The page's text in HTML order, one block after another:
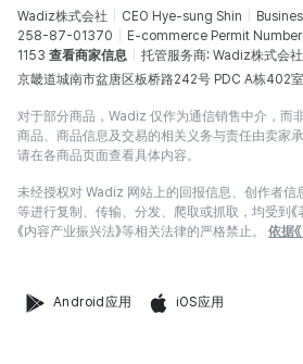
Wadiz株式会社 CEO Hye-sung Shin
258-87-01370
E-commerce Permit Number
1153 查看商家信息 托管服务商: Wadiz株式会社
京畿道城南市盆唐区板桥路242号 PDC A栋402室
对于部分商品，Wadiz 仅作为通信销售中介，而
商品、商品信息及交易的相关义务与责任由卖家承
请在各商品页面查看具体内容。
未经授权对 Wadiz 网站上的回报信息、创作者信
等进行复制、传输、分发、爬取或抓取，均受到《
《内容产业振兴法》等相关法律的严格禁止。
依据
Android应用 iOS应用